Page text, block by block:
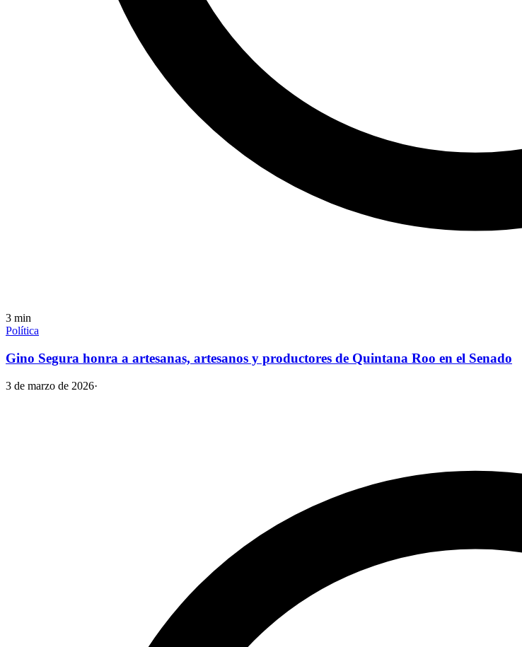
3 min
Política
Gino Segura honra a artesanas, artesanos y productores de Quintana Roo en el Senado
3 de marzo de 2026·